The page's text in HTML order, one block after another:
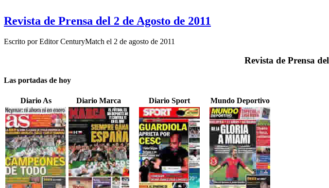
Revista de Prensa del 2 de Agosto de 2011
Escrito porEditor CenturyMatch el 2 de agosto de 2011
Revista de Prensa del
Las portadas de hoy
Diario As Diario Marca Diario Sport Mundo Deportivo